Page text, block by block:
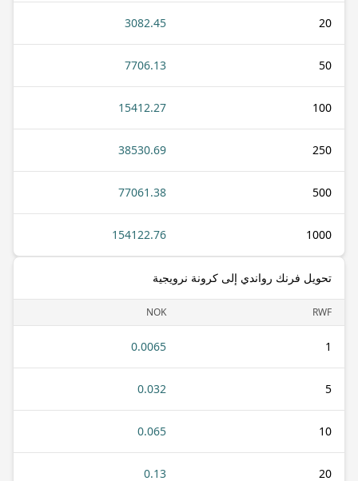
20
3082.45
50
7706.13
100
15412.27
250
38530.69
500
77061.38
1000
154122.76
تحويل فرنك رواندي إلى كرونة نرويجية
RWF
NOK
1
0.0065
5
0.032
10
0.065
20
0.13